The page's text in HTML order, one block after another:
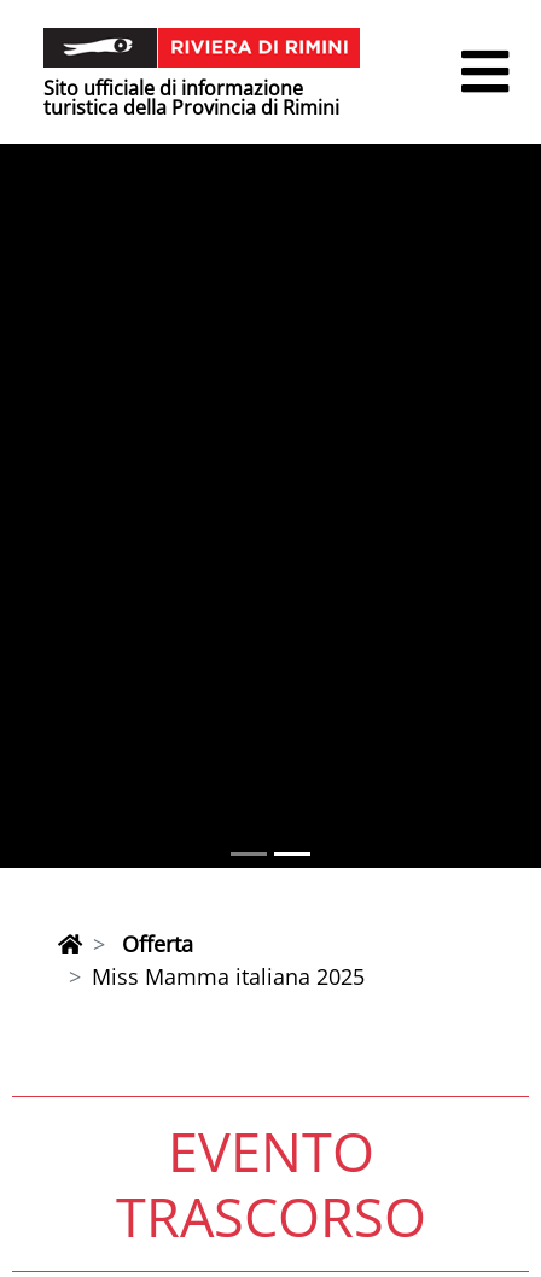
Sito ufficiale di informazione
turistica della Provincia di Rimini
Offerta
Miss Mamma italiana 2025
EVENTO
TRASCORSO